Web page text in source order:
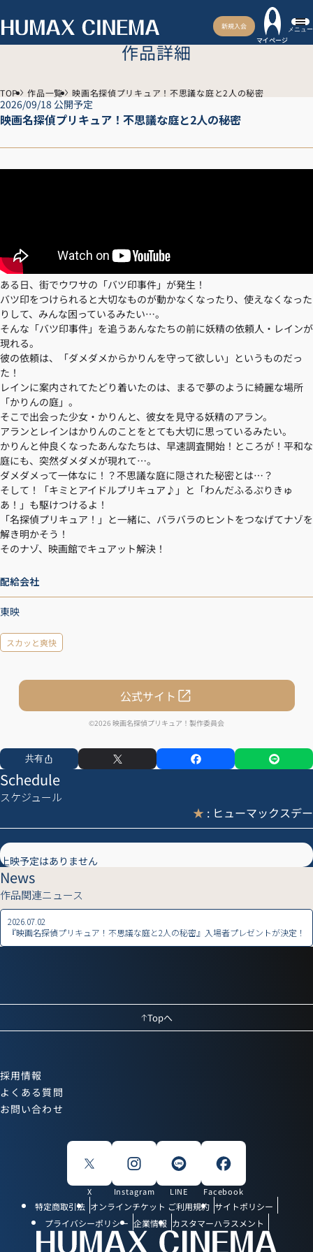
新規入会
マイページ
メニュー
作品詳細
TOP 作品一覧 映画名探偵プリキュア！不思議な庭と2人の秘密
2026/09/18 公開予定
映画名探偵プリキュア！不思議な庭と2人の秘密
ある日、街でウワサの「バツ印事件」が発生！
バツ印をつけられると大切なものが動かなくなったり、使えなくなった
りして、みんな困っているみたい…。
そんな「バツ印事件」を追うあんなたちの前に妖精の依頼人・レインが
現れる。
彼の依頼は、「ダメダメからかりんを守って欲しい」というものだっ
た！
レインに案内されてたどり着いたのは、まるで夢のように綺麗な場所
「かりんの庭」。
そこで出会った少女・かりんと、彼女を見守る妖精のアラン。
アランとレインはかりんのことをとても大切に思っているみたい。
かりんと仲良くなったあんなたちは、早速調査開始！ところが！平和な
庭にも、突然ダメダメが現れて…。
ダメダメって一体なに！？不思議な庭に隠された秘密とは…？
そして！「キミとアイドルプリキュア♪」と「わんだふるぷりきゅ
あ！」も駆けつけるよ！
「名探偵プリキュア！」と一緒に、バラバラのヒントをつなげてナゾを
解き明かそう！
そのナゾ、映画館でキュアット解決！
配給会社
東映
スカッと爽快
公式サイト
©2026 映画名探偵プリキュア！製作委員会
共有
Schedule
スケジュール
★ : ヒューマックスデー
上映予定はありません
News
作品関連ニュース
2026.07.02
『映画名探偵プリキュア！不思議な庭と2人の秘密』入場者プレゼントが決定！
Topへ
採用情報
よくある質問
お問い合わせ
X Instagram LINE Facebook
特定商取引法 オンラインチケット ご利用規約 サイトポリシー
プライバシーポリシー 企業情報 カスタマーハラスメント